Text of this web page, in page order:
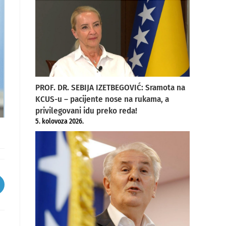
PROF. DR. SEBIJA IZETBEGOVIĆ: Sramota na
KCUS-u – pacijente nose na rukama, a
privilegovani idu preko reda!
5. kolovoza 2026.